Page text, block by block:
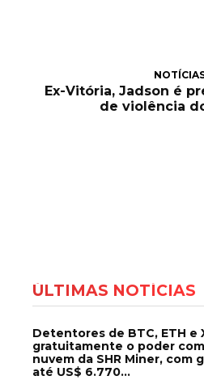
Ex-Vitória, Jadson é
de violência
ÚLTIMAS NOTÍCIAS
Detentores de BTC, ETH e
gratuitamente o poder
nuvem da SHR Miner, com
até US$ 6.770...